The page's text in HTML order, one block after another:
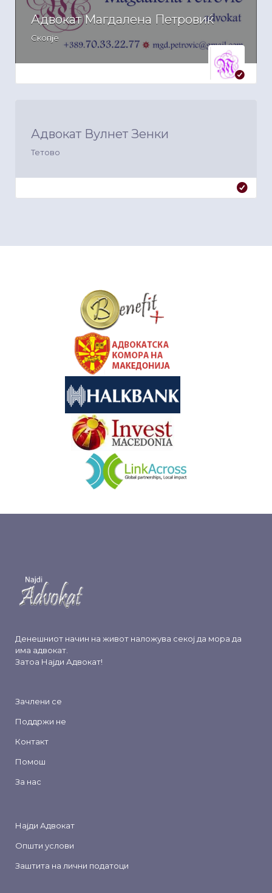
Адвокат Магдалена Петровиќ
Скопје
Адвокат Вулнет Зенки
Тетово
Денешниот начин на живот наложува секој да мора да
има адвокат.
Затоа Најди Адвокат!
Зачлени се
Поддржи не
Контакт
Помош
За нас
Најди Адвокат
Општи услови
Заштита на лични податоци